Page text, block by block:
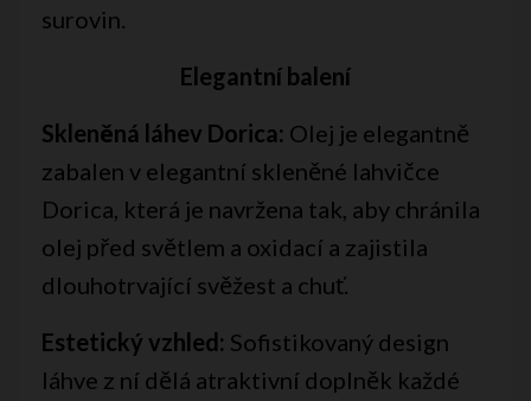
surovin.
Elegantní balení
Skleněná láhev Dorica: Olej je elegantně
zabalen v elegantní skleněné lahvičce
Dorica, která je navržena tak, aby chránila
olej před světlem a oxidací a zajistila
dlouhotrvající svěžest a chuť.
Estetický vzhled: Sofistikovaný design
láhve z ní dělá atraktivní doplněk každé